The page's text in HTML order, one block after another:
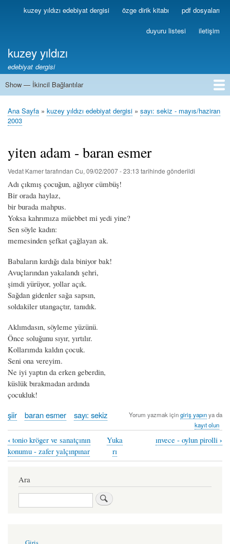
Ana
içeriğe
Birincilkuzey yıldızı edebiyat dergisi özge dirik kitabı pdf dosyaları
duyuru listesi iletişim
kuzey yıldızı
edebiyat dergisi
İkincil
Show — İkincil Bağlantılar
1
2
3
4
5
6
7
8
9
10
11
12
13
Sayfa
Ana Sayfa kuzey yıldızı edebiyat dergisi
sayı: sekiz - mayıs/haziran
2003
yiten adam - baran esmer
Vedat Kamertarafından Cu, 09/02/2007 - 23:13 tarihinde gönderildi
Adı çıkmış çocuğun, ağlıyor cümbüş!
Bir orada haylaz,
bir burada mahpus.
Yoksa kahrımıza müebbet mi yedi yine?
Sen söyle kadın:
memesinden şefkat çağlayan ak.
Babaların kırdığı dala biniyor bak!
Avuçlarından yakalandı şehri,
şimdi yürüyor, yollar açık.
Sağdan gidenler sağa sapsın,
soldakiler utangaçtır, tanıdık.
Aklımdasın, söyleme yüzünü.
Önce soluğunu sıyır, yırtılır.
Kollarımda kaldın çocuk.
Seni ona vereyim.
Ne iyi yaptın da erken geberdin,
küslük bırakmadan ardında
çocukluk!
şiir baran esmer sayı: sekiz Yorum yazmak içingiriş yapınya da
kayıt olun
Book
traversal
links
for
yiten
‹ tonio kröger ve sanatçının
konumu - zafer yalçınpınar
Yuka
rı
ınvece - oylun pirolli ›
Ara
Ara